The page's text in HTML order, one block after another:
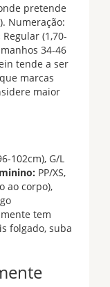
pretende
Numeração:
Regular (1,70-
34-46
tende a ser
marcas
maior
102cm), G/L
PP/XS,
ao corpo),
tem
folgado, suba